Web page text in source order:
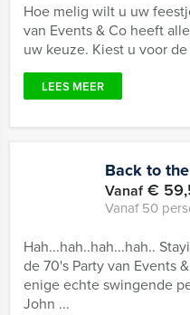
Hoe melig wilt u uw
van Events & Co heeft
uw keuze. Kiest u voor de
LEES MEER
Back to
Vanaf€
Vanaf 50
Hah...hah..hah...hah..
de 70's Party van Events
enige echte swingende
John ...